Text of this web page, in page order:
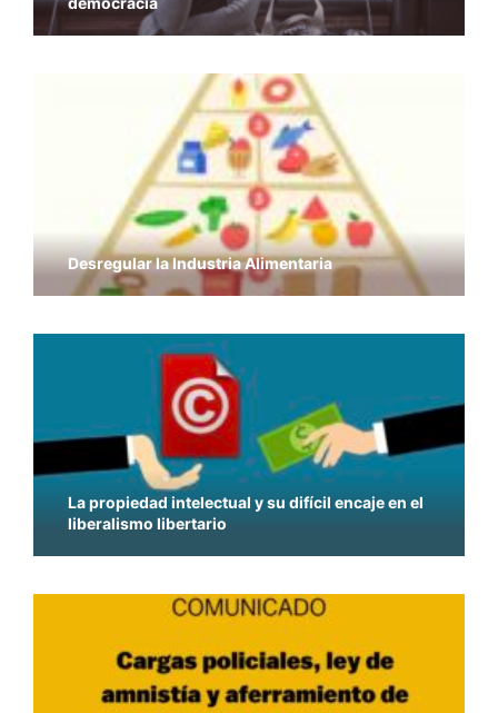
Desregular la Industria Alimentaria
La propiedad intelectual y su difícil encaje en el
liberalismo libertario